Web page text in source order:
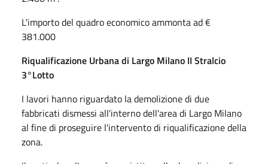
L'importo del quadro economico ammonta ad €
381.000
Riqualificazione Urbana di Largo Milano II Stralcio
3°Lotto
I lavori hanno riguardato la demolizione di due
fabbricati dismessi all'interno dell'area di Largo Milano
al fine di proseguire l'intervento di riqualificazione della
zona.